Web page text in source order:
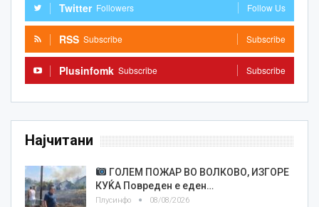
Twitter Followers Follow Us
RSS Subscribe Subscribe
Plusinfomk Subscribe Subscribe
Најчитани
ГОЛЕМ ПОЖАР ВО ВОЛКОВО, ИЗГОРЕ
КУЌА Повреден е еден…
Плусинфо 08/08/2026